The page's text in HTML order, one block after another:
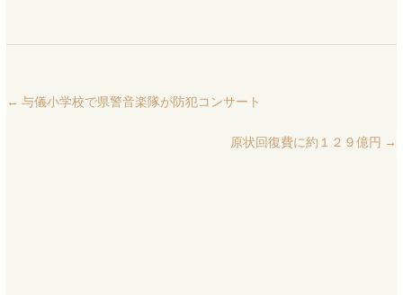
← 与儀小学校で県警音楽隊が防犯コンサート
原状回復費に約１２９億円 →